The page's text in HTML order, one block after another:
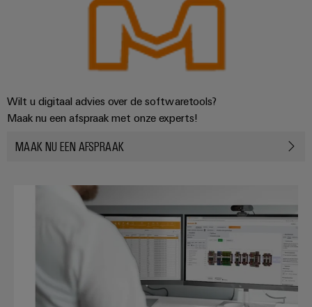
Wilt u digitaal advies over de softwaretools?
Maak nu een afspraak met onze experts!
MAAK NU EEN AFSPRAAK